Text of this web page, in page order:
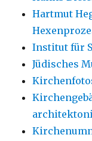
Hartmut
Institut für
Jüdisches